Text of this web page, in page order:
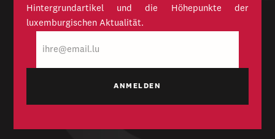
Hintergrundartikel und die Höhepunkte der
luxemburgischen Aktualität.
Mail